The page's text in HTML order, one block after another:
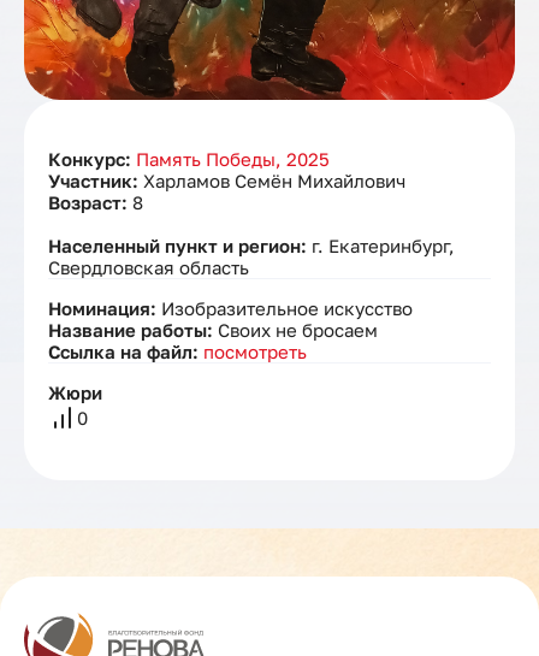
Конкурс: Память Победы, 2025
Участник: Харламов Семён Михайлович
Возраст: 8
Населенный пункт и регион: г. Екатеринбург,
Свердловская область
Номинация: Изобразительное искусство
Название работы: Своих не бросаем
Ссылка на файл: посмотреть
Жюри
0